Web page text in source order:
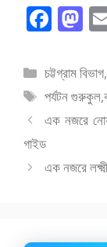
F
ac
e
b
o
k
M
as
to
d
o
বিভাগ
সমূহ
চট্টগ্রাম বিভাগ,
ট্যাগ
সমূহ
পর্যটন গুরুকুল,
এক নজরে
গাইড
এক নজরে